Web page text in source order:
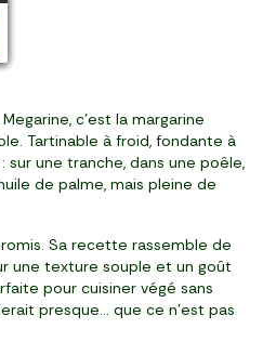
c’est la margarine
Tartinable à froid, fondante à
sur une tranche, dans une poêle,
de palme, mais pleine de
Sa recette rassemble de
une texture souple et un goût
pour cuisiner végé sans
presque… que ce n’est pas